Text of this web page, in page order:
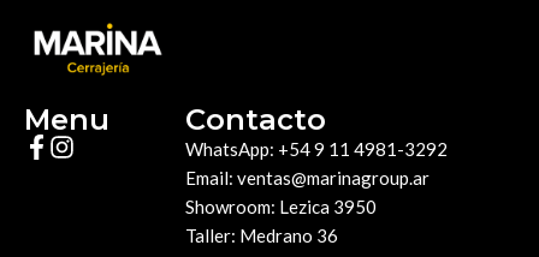
Menu Contacto
WhatsApp: +54 9 11 4981-3292
Email: ventas@marinagroup.ar
Showroom: Lezica 3950
Taller: Medrano 36